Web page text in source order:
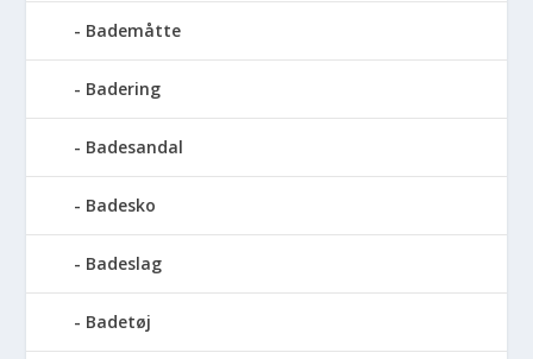
Bademåtte
Badering
Badesandal
Badesko
Badeslag
Badetøj